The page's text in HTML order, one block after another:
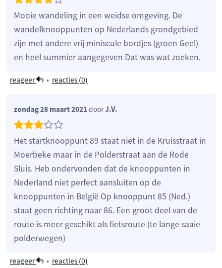
Mooie wandeling in een weidse omgeving. De
wandelknooppunten op Nederlands grondgebied
zijn met andere vrij miniscule bordjes (groen Geel)
en heel summier aangegeven Dat was wat zoeken.
reageer • reacties (0)
zondag 28 maart 2021doorJ.V.
Het startknooppunt 89 staat niet in de Kruisstraat in
Moerbeke maar in de Polderstraat aan de Rode
Sluis. Heb ondervonden dat de knooppunten in
Nederland niet perfect aansluiten op de
knooppunten in België Op knooppunt 85 (Ned.)
staat geen richting naar 86. Een groot deel van de
route is meer geschikt als fietsroute (te lange saaie
polderwegen)
reageer • reacties (0)